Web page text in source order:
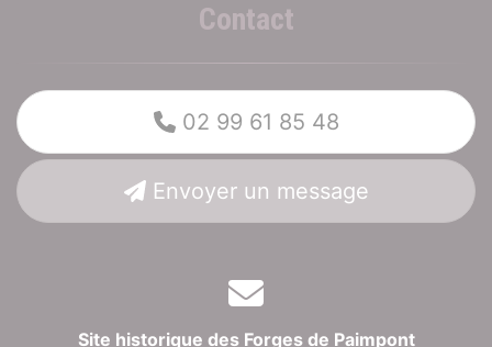
Contact
02 99 61 85 48
Envoyer un message
Site historique des Forges de Paimpont